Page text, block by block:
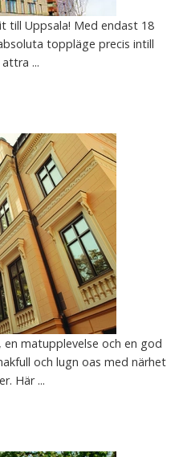
till Uppsala! Med endast 18
toppläge precis intill
...
matupplevelse och en god
och lugn oas med närhet
Här ...